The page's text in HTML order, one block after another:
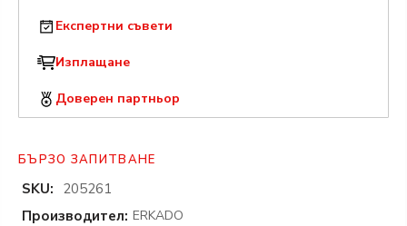
Експертни съвети
Изплащане
Доверен партньор
БЪРЗО ЗАПИТВАНЕ
SKU: 205261
Производител: ERKADO